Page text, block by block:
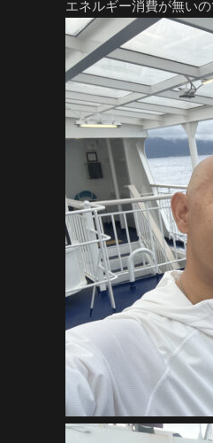
エネルギー消費が無い